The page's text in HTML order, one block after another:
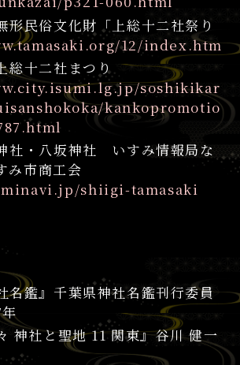
民俗文化財「上総十二社祭り
12/index.htm
十二社まつり
soshikikar
kankopromotio
・八坂神社 いすみ情報局な
み市商工会
shiigi-tamasaki
名鑑』千葉県神社名鑑刊行委員
神社と聖地 11 関東』谷川 健一